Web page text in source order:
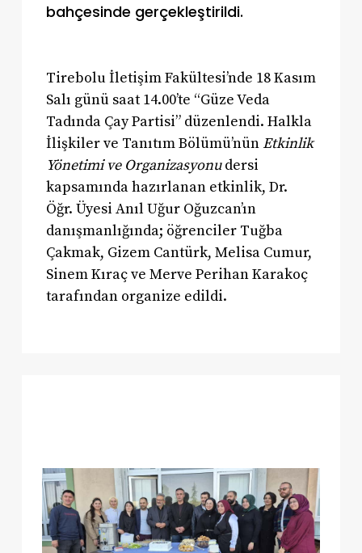
bahçesinde gerçekleştirildi.
Tirebolu İletişim Fakültesi’nde 18 Kasım
Salı günü saat 14.00’te “Güze Veda
Tadında Çay Partisi” düzenlendi. Halkla
İlişkiler ve Tanıtım Bölümü’nün Etkinlik
Yönetimi ve Organizasyonudersi
kapsamında hazırlanan etkinlik, Dr.
Öğr. Üyesi Anıl Uğur Oğuzcan’ın
danışmanlığında; öğrenciler Tuğba
Çakmak, Gizem Cantürk, Melisa Cumur,
Sinem Kıraç ve Merve Perihan Karakoç
tarafından organize edildi.